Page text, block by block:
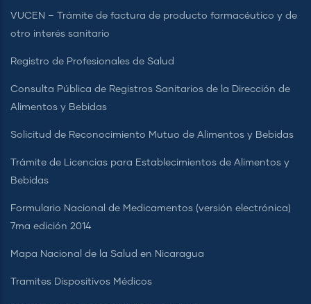
VUCEN – Trámite de factura de producto farmacéutico y de
otro interés sanitario
Registro de Profesionales de Salud
Consulta Pública de Registros Sanitarios de la Dirección de
Alimentos y Bebidas
Solicitud de Reconocimiento Mutuo de Alimentos y Bebidas
Trámite de Licencias para Establecimientos de Alimentos y
Bebidas
Formulario Nacional de Medicamentos (versión electrónica)
7ma edición 2014
Mapa Nacional de la Salud en Nicaragua
Tramites Dispositivos Médicos